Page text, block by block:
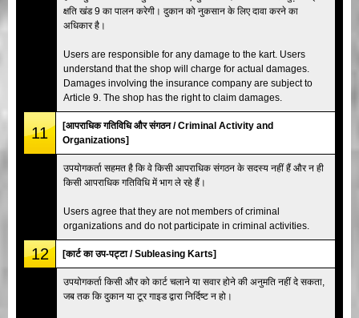
क्षति खंड 9 का पालन करेगी। दुकान को नुकसान के लिए दावा करने का
अधिकार है।
Users are responsible for any damage to the kart. Users
understand that the shop will charge for actual damages.
Damages involving the insurance company are subject to
Article 9. The shop has the right to claim damages.
11
[आपराधिक गतिविधि और संगठन / Criminal Activity and
Organizations]
उपयोगकर्ता सहमत है कि वे किसी आपराधिक संगठन के सदस्य नहीं हैं और न ही
किसी आपराधिक गतिविधि में भाग ले रहे हैं।
Users agree that they are not members of criminal
organizations and do not participate in criminal activities.
12 [कार्ट का उप-पट्टा / Subleasing Karts]
उपयोगकर्ता किसी और को कार्ट चलाने या सवार होने की अनुमति नहीं दे सकता,
जब तक कि दुकान या टूर गाइड द्वारा निर्दिष्ट न हो।